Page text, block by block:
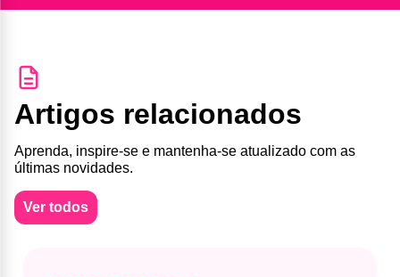
Artigos relacionados
Aprenda, inspire-se e mantenha-se atualizado com as
últimas novidades.
Ver todos